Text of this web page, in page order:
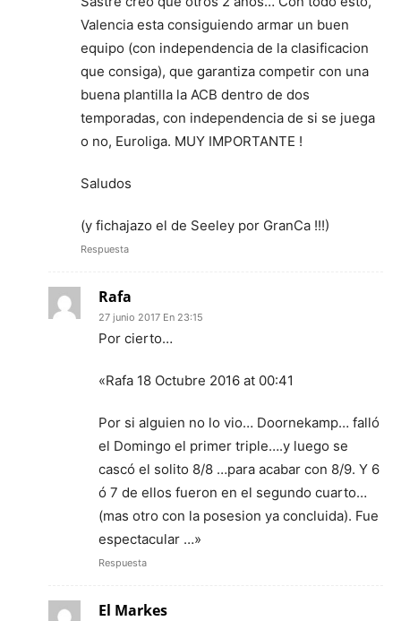
Valencia esta consiguiendo armar un buen
equipo (con independencia de la clasificacion
que consiga), que garantiza competir con una
buena plantilla la ACB dentro de dos
temporadas, con independencia de si se juega
o no, Euroliga. MUY IMPORTANTE !
Saludos
(y fichajazo el de Seeley por GranCa !!!)
Respuesta
Rafa
27 junio 2017 En 23:15
Por cierto…
«Rafa 18 Octubre 2016 at 00:41
Por si alguien no lo vio… Doornekamp… falló
el Domingo el primer triple….y luego se
cascó el solito 8/8 …para acabar con 8/9. Y 6
ó 7 de ellos fueron en el segundo cuarto…
(mas otro con la posesion ya concluida). Fue
espectacular …»
Respuesta
El Markes